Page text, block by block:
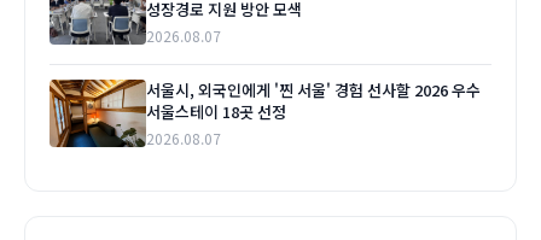
성장경로 지원 방안 모색
2026.08.07
서울시, 외국인에게 '찐 서울' 경험 선사할 2026 우수
서울스테이 18곳 선정
2026.08.07